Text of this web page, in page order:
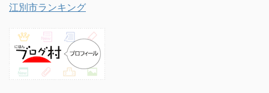
江別市ランキング